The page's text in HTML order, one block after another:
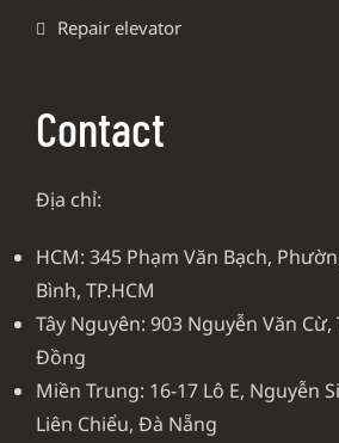
Repair elevator
Contact
Địa chỉ:
HCM: 345 Phạm Văn Bạch,
Bình, TP.HCM
Tây Nguyên: 903 Nguyễn Văn Cừ,
Đồng
Miền Trung: 16-17 Lô E, Nguyễn
Liên Chiểu, Đà Nẵng